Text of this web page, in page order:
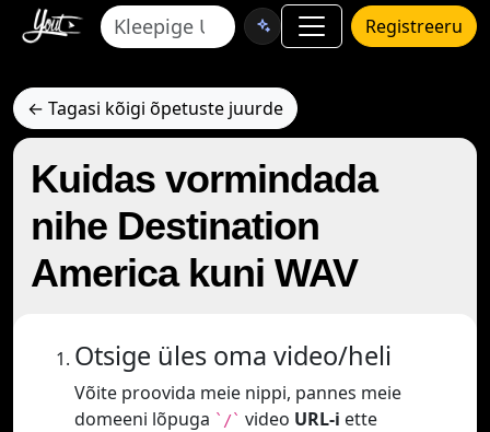
Registreeru
← Tagasi kõigi õpetuste juurde
Kuidas vormindada
nihe Destination
America kuni WAV
Otsige üles oma video/heli
Võite proovida meie nippi, pannes meie
domeeni lõpuga `/` video URL-i ette